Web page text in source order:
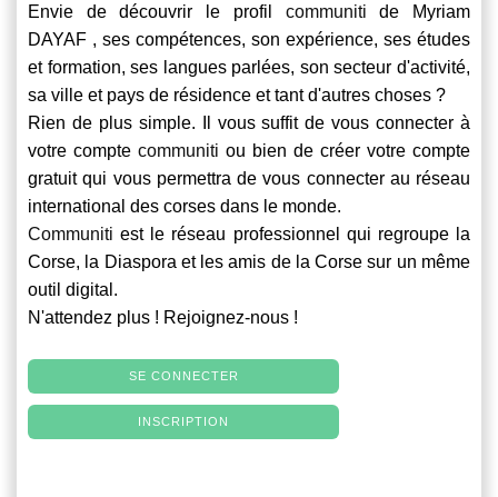
Envie de découvrir le profil communiti de Myriam
DAYAF , ses compétences, son expérience, ses études
et formation, ses langues parlées, son secteur d'activité,
sa ville et pays de résidence et tant d'autres choses ?
Rien de plus simple. Il vous suffit de vous connecter à
votre compte communiti ou bien de créer votre compte
gratuit qui vous permettra de vous connecter au réseau
international des corses dans le monde.
Communiti est le réseau professionnel qui regroupe la
Corse, la Diaspora et les amis de la Corse sur un même
outil digital.
N'attendez plus ! Rejoignez-nous !
SE CONNECTER
INSCRIPTION